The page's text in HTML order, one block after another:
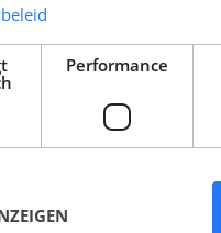
Bedingungen.
Performance